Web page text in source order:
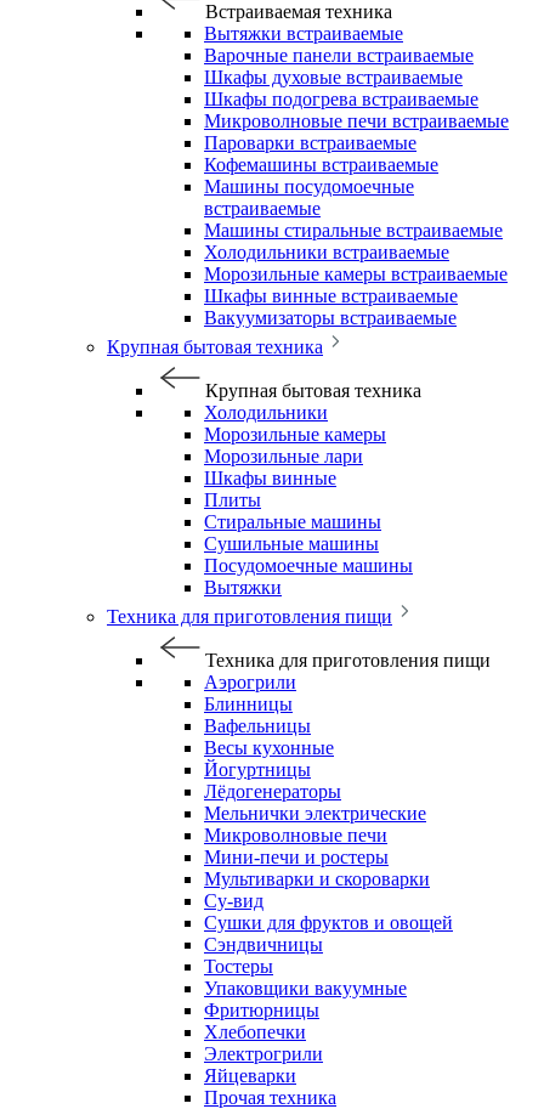
Встраиваемая техника
Вытяжки встраиваемые
Варочные панели встраиваемые
Шкафы духовые встраиваемые
Шкафы подогрева встраиваемые
Микроволновые печи встраиваемые
Пароварки встраиваемые
Кофемашины встраиваемые
Машины посудомоечные
встраиваемые
Машины стиральные встраиваемые
Холодильники встраиваемые
Морозильные камеры встраиваемые
Шкафы винные встраиваемые
Вакуумизаторы встраиваемые
Крупная бытовая техника
Крупная бытовая техника
Холодильники
Морозильные камеры
Морозильные лари
Шкафы винные
Плиты
Стиральные машины
Сушильные машины
Посудомоечные машины
Вытяжки
Техника для приготовления пищи
Техника для приготовления пищи
Аэрогрили
Блинницы
Вафельницы
Весы кухонные
Йогуртницы
Лёдогенераторы
Мельнички электрические
Микроволновые печи
Мини-печи и ростеры
Мультиварки и скороварки
Су-вид
Сушки для фруктов и овощей
Сэндвичницы
Тостеры
Упаковщики вакуумные
Фритюрницы
Хлебопечки
Электрогрили
Яйцеварки
Прочая техника